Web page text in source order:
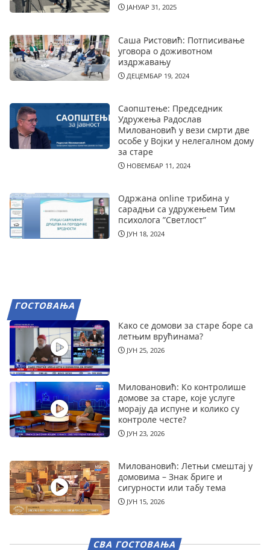
ЈАНУАР 31, 2025
Саша Ристовић: Потписивање
уговора о доживотном
издржавању
ДЕЦЕМБАР 19, 2024
Саопштење: Председник
Удружења Радослав
Миловановић у вези смрти две
особе у Војки у нелегалном дому
за старе
НОВЕМБАР 11, 2024
Одржана online трибина у
сарадњи са удружењем Тим
психолога ”Светлост”
ЈУН 18, 2024
ГОСТОВАЊА
Како се домови за старе боре са
летњим врућинама?
ЈУН 25, 2026
Миловановић: Ко контролише
домове за старе, које услуге
морају да испуне и колико су
контроле честе?
ЈУН 23, 2026
Миловановић: Летњи смештај у
домовима – Знак бриге и
сигурности или табу тема
ЈУН 15, 2026
СВА ГОСТОВАЊА